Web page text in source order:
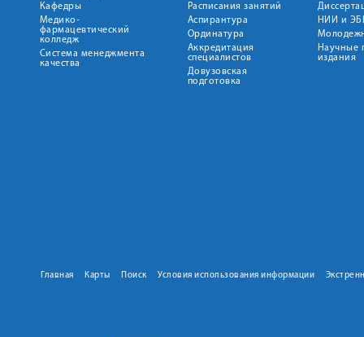
Кафедры
Медико-
фармацевтический
колледж
Система менеджмента
качества
Расписания занятий
Аспирантура
Ординатура
Аккредитация
специалистов
Довузовская
подготовка
НИИ и
Научные
издания
Главная Карты Поиск Условия использования информации